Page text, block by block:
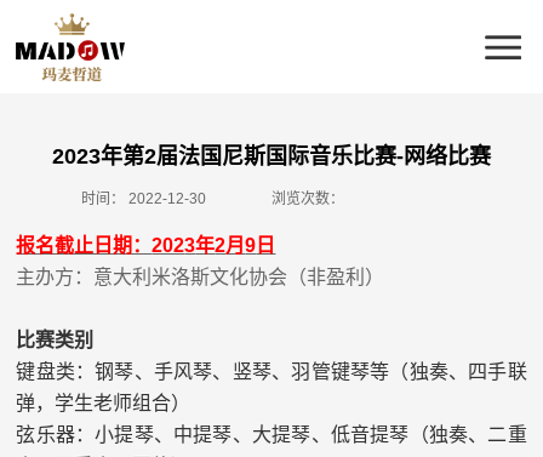
2023年第2届法国尼斯国际音乐比赛-网络比赛
时间： 2022-12-30 浏览次数：
报名截止日期：2023年2月9 日
主办方：意大利米洛斯文化协会（非盈利）
比赛类别
键盘类：钢琴、手风琴、竖琴、羽管键琴等 （独奏、四手联
弹，学生老师组合）
弦乐器：小提琴、中提琴、大提琴、低音提琴（独奏、二重